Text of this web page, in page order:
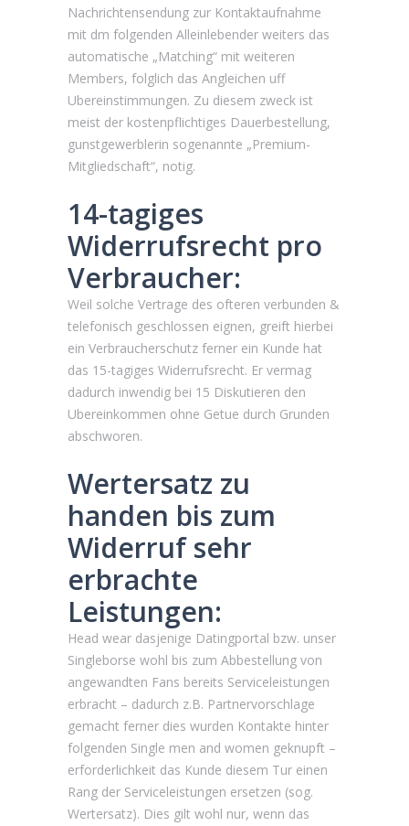
Nachrichtensendung zur Kontaktaufnahme
mit dm folgenden Alleinlebender weiters das
automatische „Matching“ mit weiteren
Members, folglich das Angleichen uff
Ubereinstimmungen. Zu diesem zweck ist
meist der kostenpflichtiges Dauerbestellung,
gunstgewerblerin sogenannte „Premium-
Mitgliedschaft“, notig.
14-tagiges
Widerrufsrecht pro
Verbraucher:
Weil solche Vertrage des ofteren verbunden &
telefonisch geschlossen eignen, greift hierbei
ein Verbraucherschutz ferner ein Kunde hat
das 15-tagiges Widerrufsrecht. Er vermag
dadurch inwendig bei 15 Diskutieren den
Ubereinkommen ohne Getue durch Grunden
abschworen.
Wertersatz zu
handen bis zum
Widerruf sehr
erbrachte
Leistungen:
Head wear dasjenige Datingportal bzw. unser
Singleborse wohl bis zum Abbestellung von
angewandten Fans bereits Serviceleistungen
erbracht – dadurch z.B. Partnervorschlage
gemacht ferner dies wurden Kontakte hinter
folgenden Single men and women geknupft –
erforderlichkeit das Kunde diesem Tur einen
Rang der Serviceleistungen ersetzen (sog.
Wertersatz). Dies gilt wohl nur, wenn das